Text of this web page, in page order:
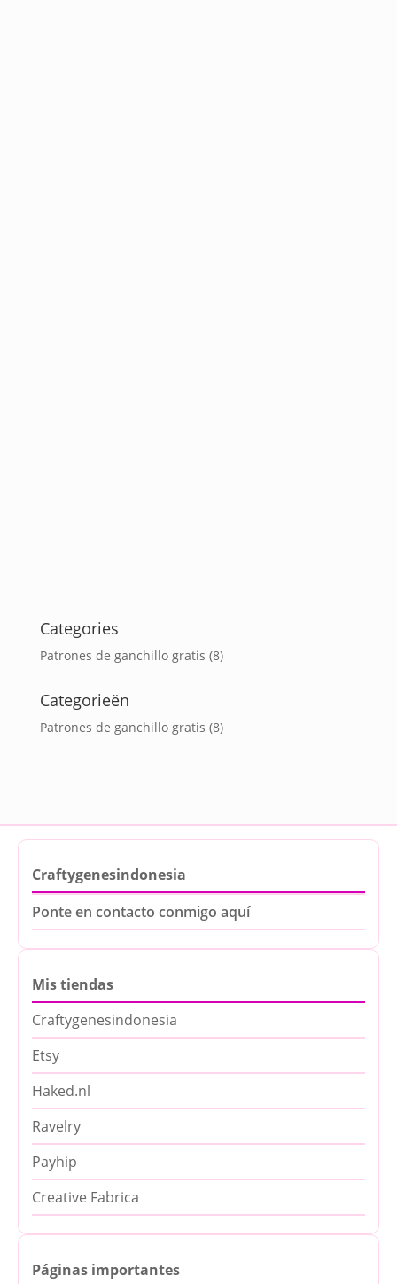
Categories
Patrones de ganchillo gratis (8)
Categorieën
Patrones de ganchillo gratis (8)
Craftygenesindonesia
Ponte en contacto conmigo aquí
Mis tiendas
Craftygenesindonesia
Etsy
Haked.nl
Ravelry
Payhip
Creative Fabrica
Páginas importantes